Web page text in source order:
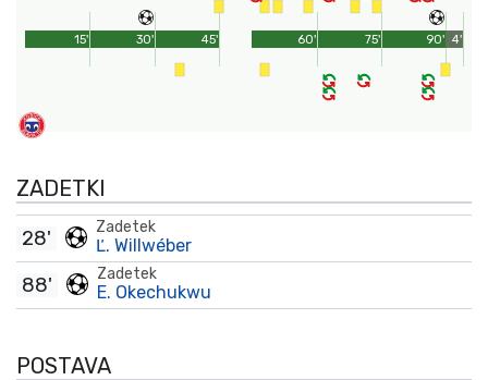
45'
15' 30' 90'
60' 75' 4'
ZADETKI
Zadetek
Ľ. Willwéber
28'
Zadetek
E. Okechukwu
88'
POSTAVA